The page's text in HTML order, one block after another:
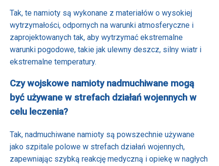
Tak, te namioty są wykonane z materiałów o wysokiej
wytrzymałości, odpornych na warunki atmosferyczne i
zaprojektowanych tak, aby wytrzymać ekstremalne
warunki pogodowe, takie jak ulewny deszcz, silny wiatr i
ekstremalne temperatury.
Czy wojskowe namioty nadmuchiwane mogą
być używane w strefach działań wojennych w
celu leczenia?
Tak, nadmuchiwane namioty są powszechnie używane
jako szpitale polowe w strefach działań wojennych,
zapewniając szybką reakcję medyczną i opiekę w nagłych